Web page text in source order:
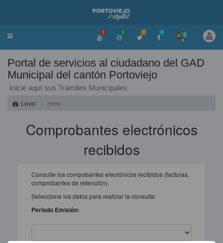
Toggle
1 2 3 4
Portal de servicios al ciudadano del GAD
Municipal del cantón Portoviejo
Inicie aquí sus Trámites Municipales
Level
Here
Comprobantes electrónicos
recibidos
Consulte los compobantes elecrónicos recibidos (facturas,
comprobantes de retención).
Seleccione los datos para realizar la consulta:
Periodo Emisión: